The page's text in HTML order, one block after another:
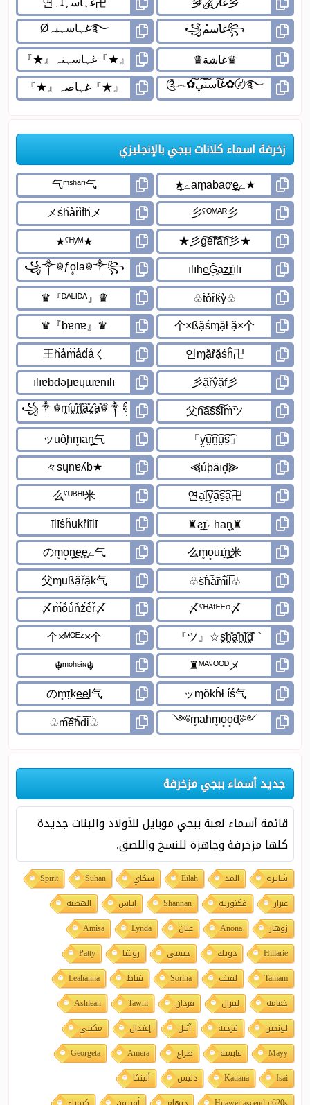
زخرفة اسماء كلانات ببجي بالإنجليزي
جديد أسماء ببجي مزخرفة
قائمة أسماء لعبة ببجي موبايل للأولاد والبنات جديدة
كلها مزخرفة وجاهزة للنسخ واللصق.
شايره المد Eilah سكاي Suhan
Spirit
عبرار
فكتورية Shannan اياس
الهضبة
زوهار
Anona عنان Lynda
Amisa
Hillarie
دويك حيسي روشا
Patty
Tamam
لفيف Sorina فياظ
Leahanna
خمامة
ليبرال فردان Tawni
Ashleah
لونجين
قزحية آثيل إعتدال
مكيني
Mayy
عابسة ضراع Amera
Georgeta
Isai
Katiana دليس
ألينكا